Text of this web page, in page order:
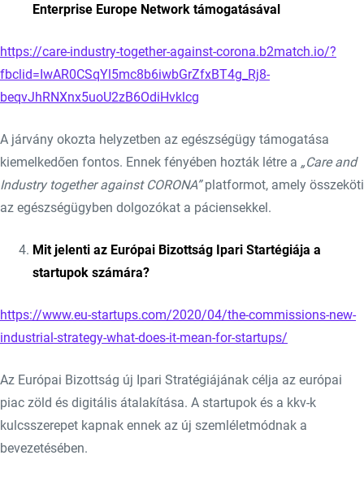
Enterprise Europe Network támogatásával
https://care-industry-together-against-corona.b2match.io/?
fbclid=IwAR0CSqYl5mc8b6iwbGrZfxBT4g_Rj8-
beqvJhRNXnx5uoU2zB6OdiHvklcg
A járvány okozta helyzetben az egészségügy támogatása
kiemelkedően fontos. Ennek fényében hozták létre a „Care and
Industry together against CORONA”platformot, amely összeköti
az egészségügyben dolgozókat a páciensekkel.
Mit jelenti az Európai Bizottság Ipari Startégiája a
startupok számára?
https://www.eu-startups.com/2020/04/the-commissions-new-
industrial-strategy-what-does-it-mean-for-startups/
Az Európai Bizottság új Ipari Stratégiájának célja az európai
piac zöld és digitális átalakítása. A startupok és a kkv-k
kulcsszerepet kapnak ennek az új szemléletmódnak a
bevezetésében.